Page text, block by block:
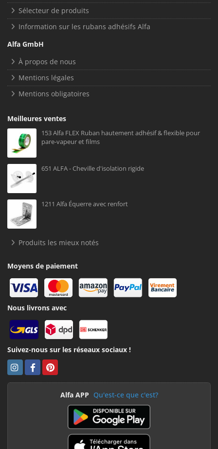
Sélecteur de produits
Information sur les rubans adhésifs Alfa
Alfa GmbH
À propos de nous
Mentions légales
Mentions obligatoires
Meilleures ventes
153 Alfa FLEX Ruban hautement adhésif & flexible pour
pare-vapeur et films
651 ALFA - Cheville d'isolation rigide
1211 Alfa Équerre avec renfort
Produits les mieux notés
Moyens de paiement
Nous livrons avec
Suivez-nous sur les réseaux sociaux !
Alfa APP Qu'est-ce que c'est?